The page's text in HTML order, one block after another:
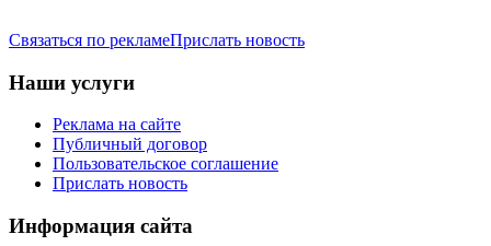
Связаться по рекламеПрислать новость
Наши услуги
Реклама на сайте
Публичный договор
Пользовательское соглашение
Прислать новость
Информация сайта